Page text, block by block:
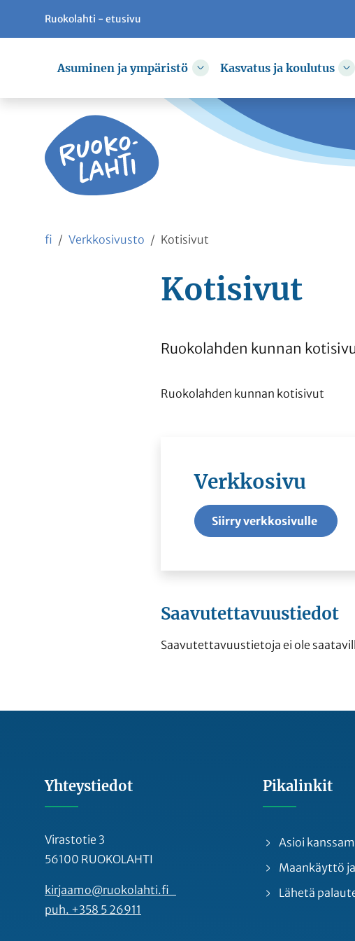
Siirry pääsisältöön
Ruokolahti - etusivu
Asuminen ja ympäristö
Vaihda alasvetovalikkoa
Kasvatus ja koulutus
fi Verkkosivusto Kotisivut
Kotisivut
Ruokolahden kunnan
Ruokolahden kunnan kotisivut
Verkkosivu
Siirry verkkosivulle
Saavutettavuustiedot
Saavutettavuustietoja ei ole
Yhteystiedot
Virastotie 3
56100 RUOKOLAHTI
kirjaamo@ruokolahti.fi
puh. +358 5 26911
Pikalinkit
Asioi
Maankäyttö
Lähetä